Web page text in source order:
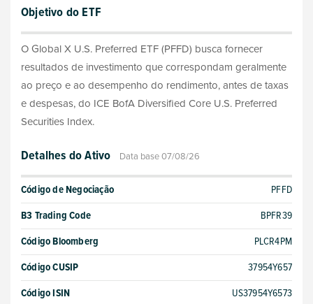
Objetivo do ETF
O Global X U.S. Preferred ETF (PFFD) busca fornecer
resultados de investimento que correspondam geralmente
ao preço e ao desempenho do rendimento, antes de taxas
e despesas, do ICE BofA Diversified Core U.S. Preferred
Securities Index.
Detalhes do Ativo Data base 07/08/26
Código de Negociação
PFFD
B3 Trading Code
BPFR39
Código Bloomberg
PLCR4PM
Código CUSIP
37954Y657
Código ISIN
US37954Y6573